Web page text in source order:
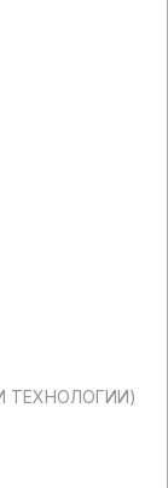
ТЕХНОЛОГИИ)